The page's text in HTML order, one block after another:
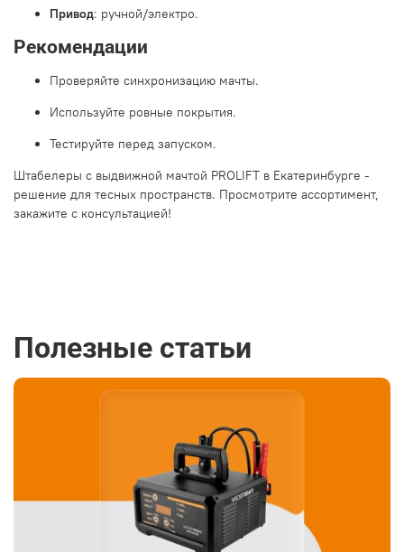
Привод: ручной/электро.
Рекомендации
Проверяйте синхронизацию мачты.
Используйте ровные покрытия.
Тестируйте перед запуском.
Штабелеры с выдвижной мачтой PROLIFT в Екатеринбурге -
решение для тесных пространств. Просмотрите ассортимент,
закажите с консультацией!
Полезные статьи